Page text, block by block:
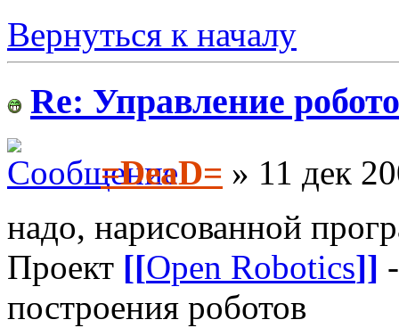
Вернуться к началу
Re: Управление
=DeaD= » 11 дек
надо, нарисованной
Проект [[Open Robotics]]
построения роботов